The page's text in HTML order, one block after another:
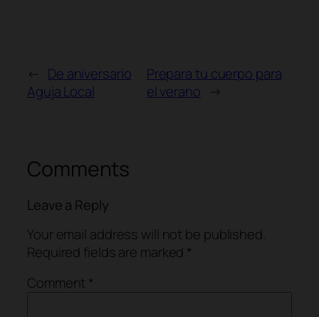
←
De aniversario
Aguja Local
Prepara tu cuerpo para
el verano
→
Comments
Leave a Reply
Your email address will not be published.
Required fields are marked *
Comment *